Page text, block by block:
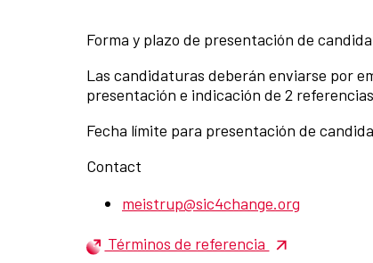
Forma y plazo de presentación de
Las candidaturas deberán enviarse por
presentación e indicación de 2
Fecha límite para presentación de
Contact
meistrup@sic4change.org
Términos de referencia